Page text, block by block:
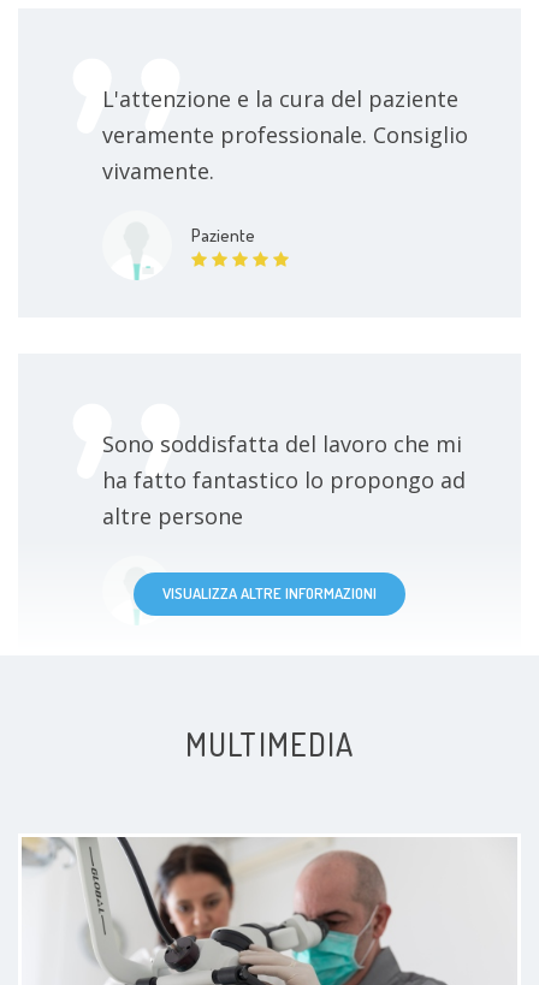
L'attenzione e la cura del paziente
veramente professionale. Consiglio
vivamente.
Paziente
Sono soddisfatta del lavoro che mi
ha fatto fantastico lo propongo ad
altre persone
Paziente
professionali, gentili e molto
attenti al paziente. Pulizia dei denti
eseguita in modo impeccabile e
con grande delicatezza.
VISUALIZZA ALTRE INFORMAZIONI
MULTIMEDIA